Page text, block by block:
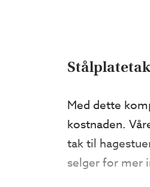
Med dette
kostnaden.
tak til
selger for mer